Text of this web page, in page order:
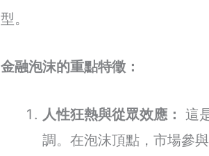
型。
金融泡沫的重點特徵：
人性狂熱與從眾效應： 這
調。在泡沫頂點，市場參